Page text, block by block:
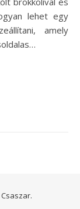
lehet egy
amely